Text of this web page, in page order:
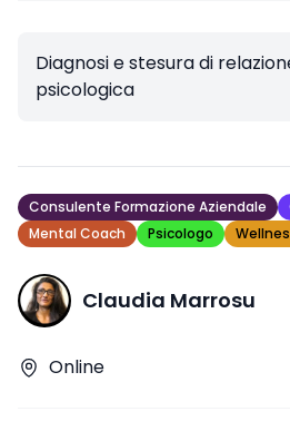
Diagnosi e stesura di
psicologica
Consulente Formazione Aziendale
Mental Coach
Psicologo
Claudia Marrosu
Online